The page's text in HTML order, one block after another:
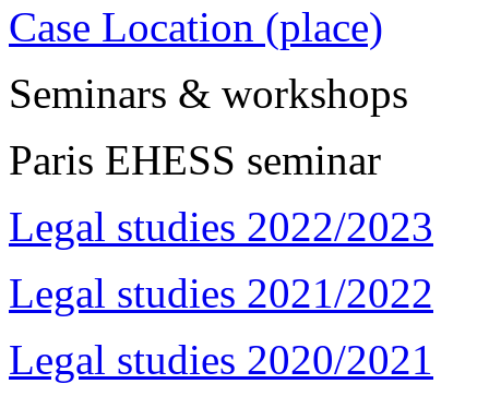
Case Location (place)
Seminars & workshops
Paris EHESS seminar
Legal studies 2022/2023
Legal studies 2021/2022
Legal studies 2020/2021